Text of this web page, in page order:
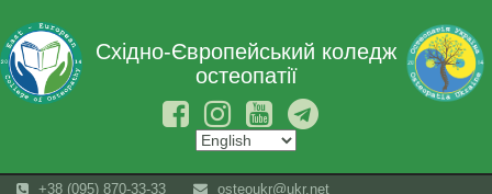
Східно-Європейський коледж
остеопатії
+38 (095) 870-33-33
osteoukr@ukr.net